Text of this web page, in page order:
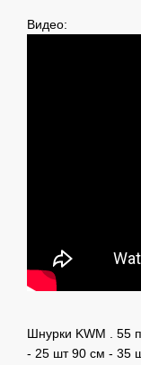
Видео:
Шнурки KWM . 55
- 25 шт 90 см - 35